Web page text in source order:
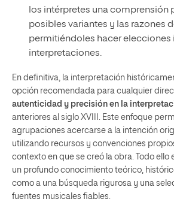
los intérpretes una comprensión
posibles variantes y las razones
permitiéndoles hacer elecciones
interpretaciones.
En definitiva, la interpretación
opción recomendada para cualquier
autenticidad y precisión en la
anteriores al siglo XVIII. Este enfoque
agrupaciones acercarse a la intención
utilizando recursos y convenciones
contexto en que se creó la obra. Todo ello
un profundo conocimiento teórico,
como a una búsqueda rigurosa y una
fuentes musicales fiables.